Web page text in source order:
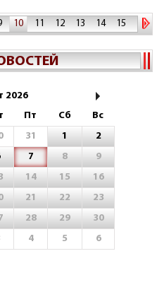
10 11 12 13 14
15
2026
Пт Сб
Вс
31 1
2
7 8
9
14 15
16
21 22
23
28 29
30
4 5 6